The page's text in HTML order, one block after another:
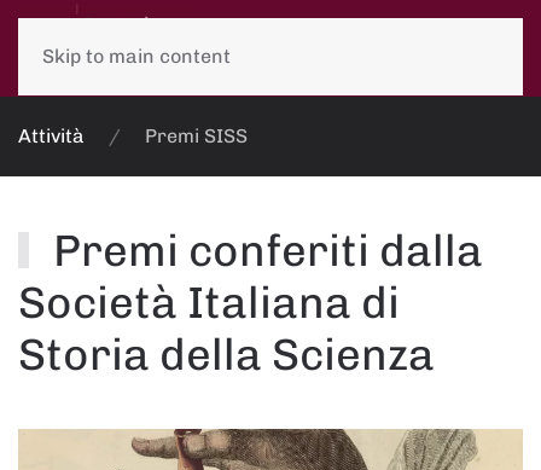
Skip to main content
Attività Premi SISS
Premi conferiti dalla
Società Italiana di
Storia della Scienza